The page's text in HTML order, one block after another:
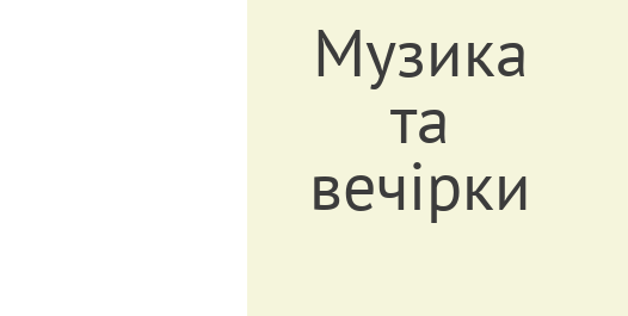
Музика
та
вечірки